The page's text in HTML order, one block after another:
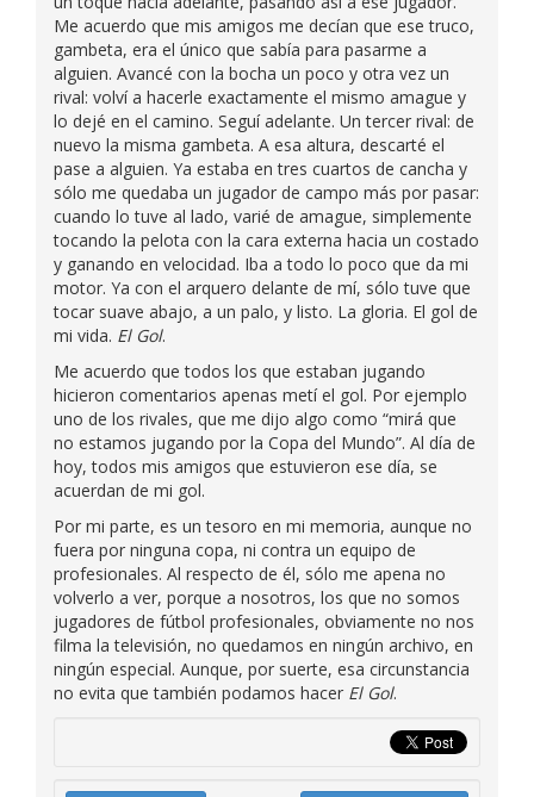
Me acuerdo que mis amigos me decían que ese truco,
gambeta, era el único que sabía para pasarme a
alguien. Avancé con la bocha un poco y otra vez un
rival: volví a hacerle exactamente el mismo amague y
lo dejé en el camino. Seguí adelante. Un tercer rival: de
nuevo la misma gambeta. A esa altura, descarté el
pase a alguien. Ya estaba en tres cuartos de cancha y
sólo me quedaba un jugador de campo más por pasar:
cuando lo tuve al lado, varié de amague, simplemente
tocando la pelota con la cara externa hacia un costado
y ganando en velocidad. Iba a todo lo poco que da mi
motor. Ya con el arquero delante de mí, sólo tuve que
tocar suave abajo, a un palo, y listo. La gloria. El gol de
mi vida. El Gol.
Me acuerdo que todos los que estaban jugando
hicieron comentarios apenas metí el gol. Por ejemplo
uno de los rivales, que me dijo algo como “mirá que
no estamos jugando por la Copa del Mundo”. Al día de
hoy, todos mis amigos que estuvieron ese día, se
acuerdan de mi gol.
Por mi parte, es un tesoro en mi memoria, aunque no
fuera por ninguna copa, ni contra un equipo de
profesionales. Al respecto de él, sólo me apena no
volverlo a ver, porque a nosotros, los que no somos
jugadores de fútbol profesionales, obviamente no nos
filma la televisión, no quedamos en ningún archivo, en
ningún especial. Aunque, por suerte, esa circunstancia
no evita que también podamos hacer El Gol.